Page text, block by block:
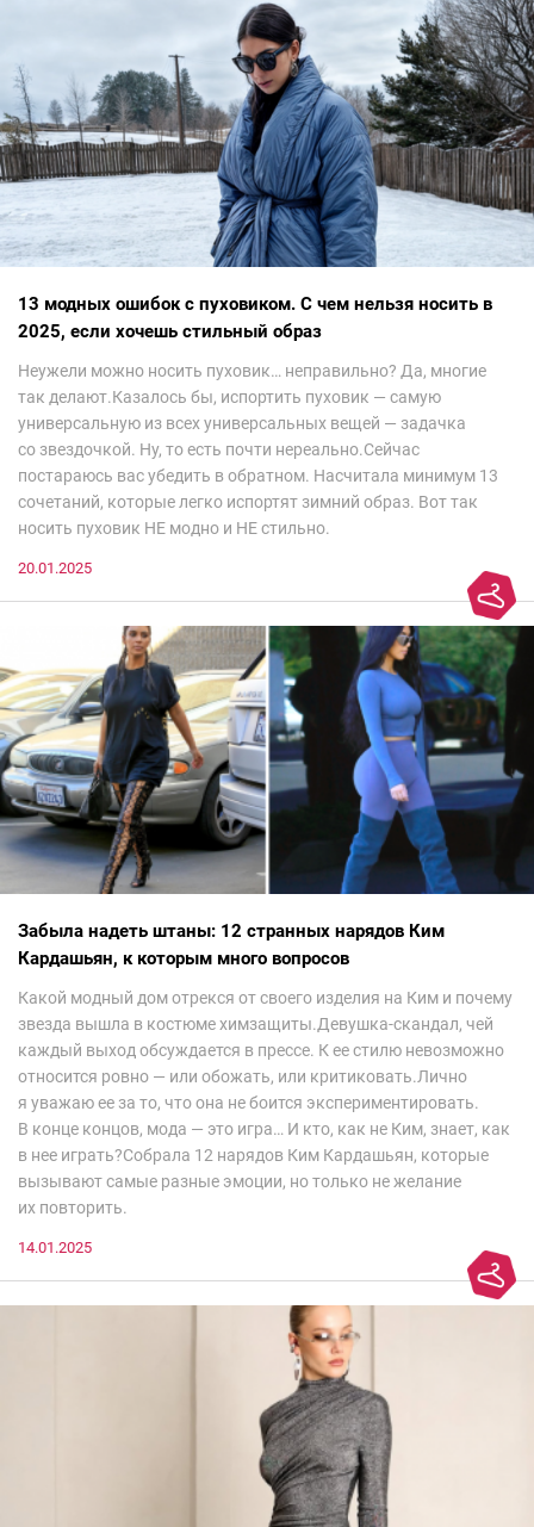
13 модных ошибок с пуховиком. С чем нельзя носить в
2025, если хочешь стильный образ
Неужели можно носить пуховик… неправильно? Да, многие
так делают.Казалось бы, испортить пуховик — самую
универсальную из всех универсальных вещей — задачка
со звездочкой. Ну, то есть почти нереально.Сейчас
постараюсь вас убедить в обратном. Насчитала минимум 13
сочетаний, которые легко испортят зимний образ. Вот так
носить пуховик НЕ модно и НЕ стильно.
20.01.2025
Забыла надеть штаны: 12 странных нарядов Ким
Кардашьян, к которым много вопросов
Какой модный дом отрекся от своего изделия на Ким и почему
звезда вышла в костюме химзащиты.Девушка-скандал, чей
каждый выход обсуждается в прессе. К ее стилю невозможно
относится ровно — или обожать, или критиковать.Лично
я уважаю ее за то, что она не боится экспериментировать.
В конце концов, мода — это игра… И кто, как не Ким, знает, как
в нее играть?Собрала 12 нарядов Ким Кардашьян, которые
вызывают самые разные эмоции, но только не желание
их повторить.
14.01.2025